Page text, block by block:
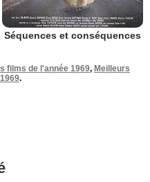
Séquences et conséquences
films de l'année 1969, Meilleurs
.